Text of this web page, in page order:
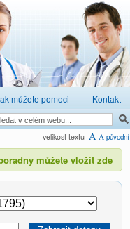
můžete pomoci Kontakt
velikost textu A A původní
můžete vložit zde